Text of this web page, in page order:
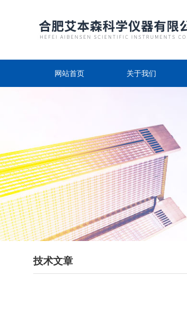
网站首页 关于我们
技术文章